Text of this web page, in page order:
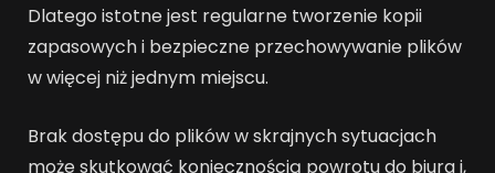
Dlatego istotne jest regularne tworzenie kopii
zapasowych i bezpieczne przechowywanie plików
w więcej niż jednym miejscu.
Brak dostępu do plików w skrajnych sytuacjach
może skutkować koniecznością powrotu do biura i,